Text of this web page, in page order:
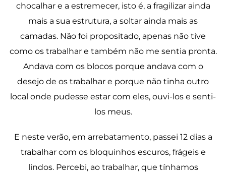
chocalhar e a estremecer, isto é, a fragilizar ainda
mais a sua estrutura, a soltar ainda mais as
camadas. Não foi propositado, apenas não tive
como os trabalhar e também não me sentia pronta.
Andava com os blocos porque andava com o
desejo de os trabalhar e porque não tinha outro
local onde pudesse estar com eles, ouvi-los e senti-
los meus.
E neste verão, em arrebatamento, passei 12 dias a
trabalhar com os bloquinhos escuros, frágeis e
lindos. Percebi, ao trabalhar, que tínhamos